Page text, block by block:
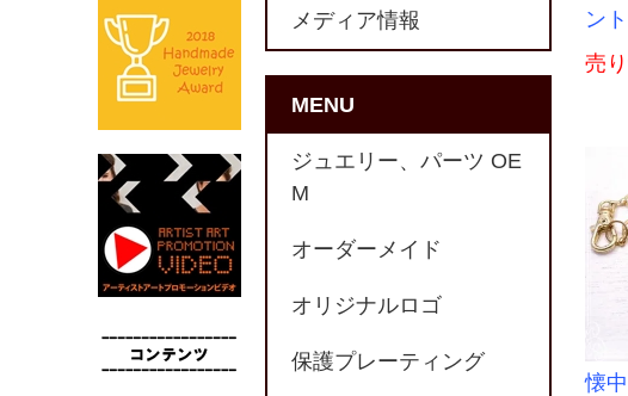
ン
売
懐
メディア情報
MENU
ジュエリー、パーツ OE
M
オーダーメイド
オリジナルロゴ
保護プレーティング